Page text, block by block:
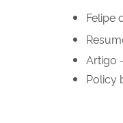
Felipe
Artigo
Policy